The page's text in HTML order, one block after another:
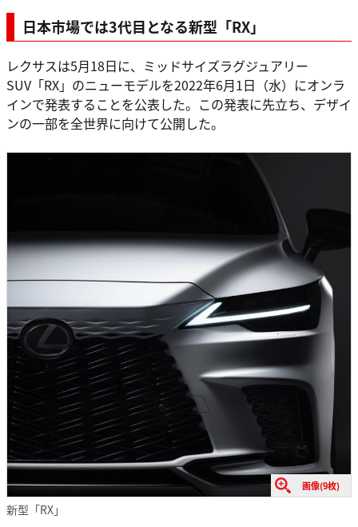
日本市場では3代目となる新型「RX」
レクサスは5月18日に、ミッドサイズラグジュアリー
SUV「RX」のニューモデルを2022年6月1日（水）にオンラ
インで発表することを公表した。この発表に先立ち、デザイ
ンの一部を全世界に向けて公開した。
画像(9枚)
新型「RX」